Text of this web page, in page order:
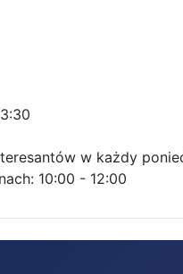
w każdy
10:00 - 12:00